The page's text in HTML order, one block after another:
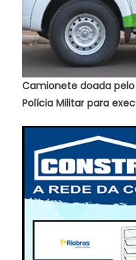
Camionete doada
Polícia Militar para